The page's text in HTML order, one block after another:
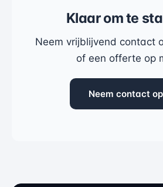
Klaar om te
Neem vrijblijvend contact
of een offerte op
Neem contact